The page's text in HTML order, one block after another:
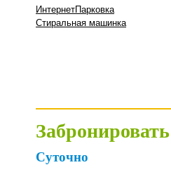
ИнтернетПарковка
Стиральная машинка
Забронировать
Суточно